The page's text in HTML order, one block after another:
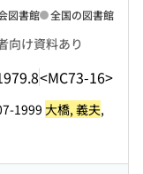
向け資料あり
<MC73-16>
図書館 全国の図書館
1999 大橋, 義夫,